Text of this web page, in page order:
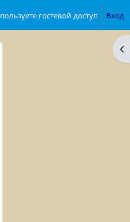
гостевой доступ Вход
2 февраля